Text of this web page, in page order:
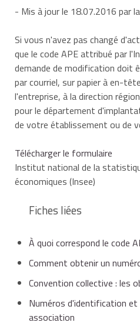
- Mis à jour le 18.07.2016 par
Si vous n'avez pas changé
que le code APE attribué par
demande de modification doit
par courriel, sur papier à en-
l'entreprise, à la direction
pour le département
de votre établissement ou de
Télécharger le formulaire
Institut national de la
économiques (Insee)
Fiches liées
À quoi correspond le code
Comment obtenir un
Convention collective : les
Numéros d'identification
association